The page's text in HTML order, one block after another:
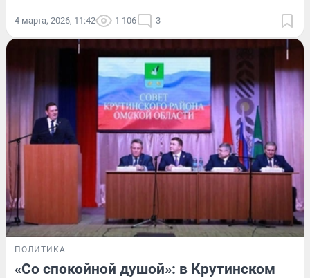
4 марта, 2026, 11:42 1 106 3
ПОЛИТИКА
«Со спокойной душой»: в Крутинском